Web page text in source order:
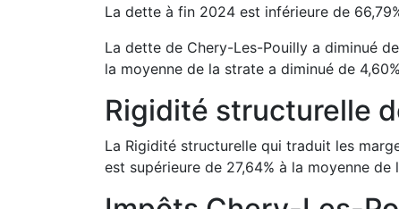
La dette à fin 2024 est inférieure de 66,79
La dette de Chery-Les-Pouilly a diminué de
la moyenne de la strate a diminué de 4,60%
Rigidité structurelle
La Rigidité structurelle qui traduit les
est supérieure de 27,64% à la moyenne de